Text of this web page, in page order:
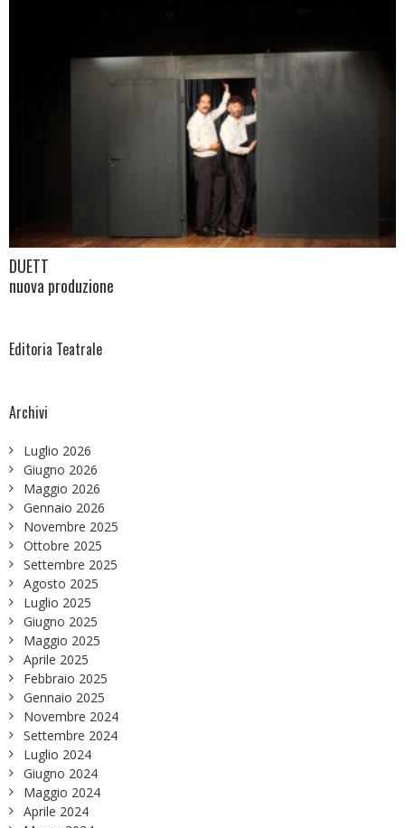
DUETT
nuova produzione
Editoria Teatrale
Archivi
Luglio 2026
Giugno 2026
Maggio 2026
Gennaio 2026
Novembre 2025
Ottobre 2025
Settembre 2025
Agosto 2025
Luglio 2025
Giugno 2025
Maggio 2025
Aprile 2025
Febbraio 2025
Gennaio 2025
Novembre 2024
Settembre 2024
Luglio 2024
Giugno 2024
Maggio 2024
Aprile 2024